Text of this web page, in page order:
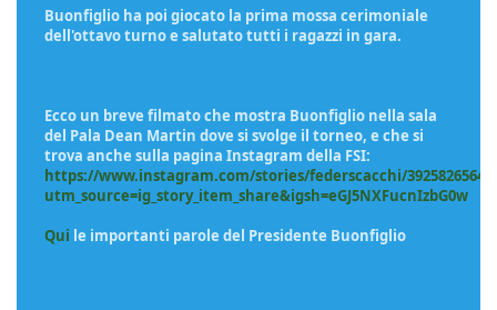
Buonfiglio ha poi giocato la prima mossa cerimoniale
dell'ottavo turno e salutato tutti i ragazzi in gara.
Ecco un breve filmato che mostra Buonfiglio nella sala
del Pala Dean Martin dove si svolge il torneo, e che si
trova anche sulla pagina Instagram della FSI:
https://www.instagram.com/stories/federscacchi/
utm_source=ig_story_item_share&igsh=eGJ5NXFucnIzbG0w
Qui le importanti parole del Presidente Buonfiglio